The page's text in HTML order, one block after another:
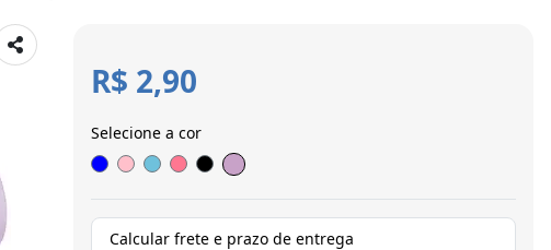
R$ 2,90
Selecione a cor
Calcular frete e prazo de entrega